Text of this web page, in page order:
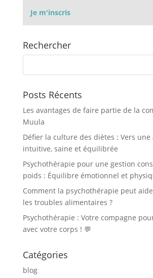
Je m'inscris
Rechercher
Posts Récents
Les avantages de faire partie de la
Muula
Défier la culture des diètes : Vers
intuitive, saine et équilibrée
Psychothérapie pour une gestion
poids : Équilibre émotionnel et
Comment la psychothérapie peut
les troubles alimentaires ?
Psychothérapie : Votre compagne
avec votre corps ! 💬
Catégories
blog